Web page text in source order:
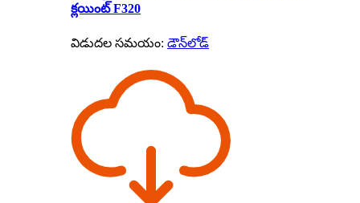
క్లయింట్ F320
విడుదల సమయం: డౌన్‌లోడ్